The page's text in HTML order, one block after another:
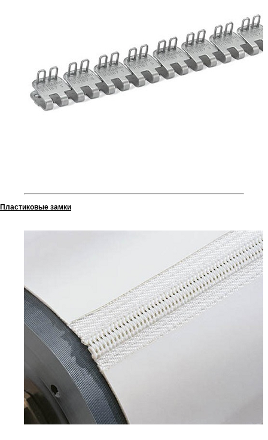
Пластиковые замки